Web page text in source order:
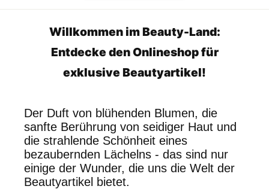
Willkommen im Beauty-Land:
Entdecke den Onlineshop für
exklusive Beautyartikel!
Der Duft von blühenden Blumen, die
sanfte Berührung von seidiger Haut und
die strahlende Schönheit eines
bezaubernden Lächelns - das sind nur
einige der Wunder, die uns die Welt der
Beautyartikel bietet.